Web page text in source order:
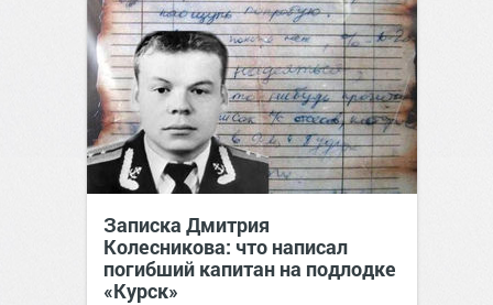
Записка Дмитрия
Колесникова: что написал
погибший капитан на подлодке
«Курск»